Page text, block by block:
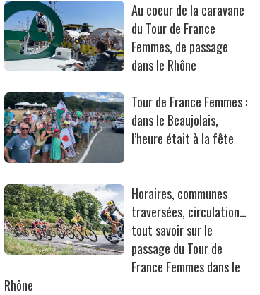
Au coeur de la caravane
du Tour de France
Femmes, de passage
dans le Rhône
Tour de France Femmes :
dans le Beaujolais,
l’heure était à la fête
Horaires, communes
traversées, circulation…
tout savoir sur le
passage du Tour de
France Femmes dans le
Rhône